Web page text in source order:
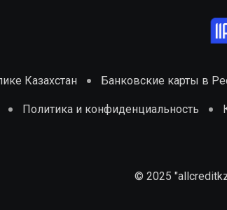
Казахстан Банковские карты в
Политика и конфиденциальность
© 2025